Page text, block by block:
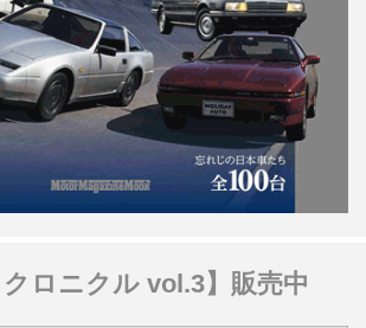
クロニクル vol.3】販売中